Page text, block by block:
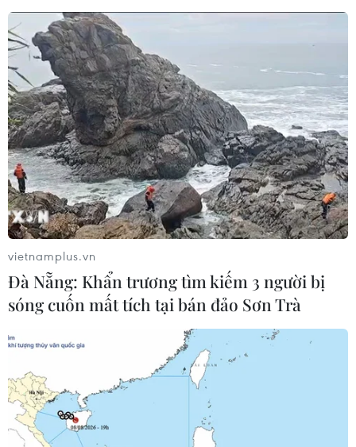
vietnamplus.vn
Đà Nẵng: Khẩn trương tìm kiếm 3 người bị
sóng cuốn mất tích tại bán đảo Sơn Trà